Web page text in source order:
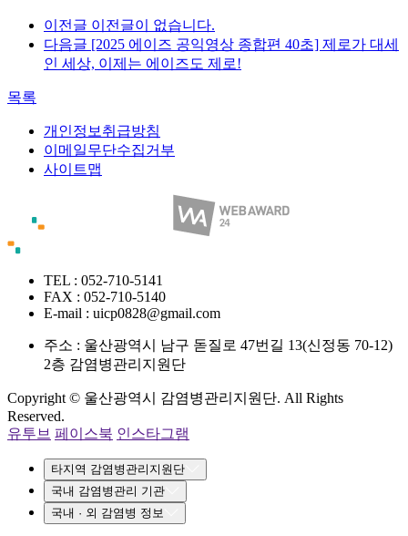
이전글 이전글이 없습니다.
다음글 [2025 에이즈 공익영상 종합편 40초] 제로가 대세
인 세상, 이제는 에이즈도 제로!
목록
개인정보취급방침
이메일무단수집거부
사이트맵
TEL : 052-710-5141
FAX : 052-710-5140
E-mail : uicp0828@gmail.com
주소 : 울산광역시 남구 돋질로 47번길 13(신정동 70-12)
2층 감염병관리지원단
Copyright © 울산광역시 감염병관리지원단. All Rights
Reserved.
유투브 페이스북 인스타그램
타지역 감염병관리지원단
국내 감염병관리 기관
국내 · 외 감염병 정보